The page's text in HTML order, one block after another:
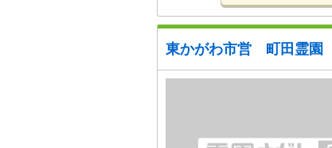
東かがわ市営 町田霊園